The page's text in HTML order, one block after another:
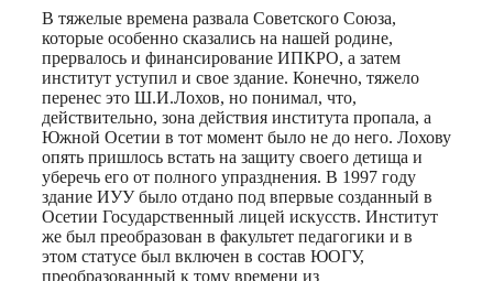
В тяжелые времена развала Советского Союза,
которые особенно сказались на нашей родине,
прервалось и финансирование ИПКРО, а затем
институт уступил и свое здание. Конечно, тяжело
перенес это Ш.И.Лохов, но понимал, что,
действительно, зона действия института пропала, а
Южной Осетии в тот момент было не до него. Лохову
опять пришлось встать на защиту своего детища и
уберечь его от полного упразднения. В 1997 году
здание ИУУ было отдано под впервые созданный в
Осетии Государственный лицей искусств. Институт
же был преобразован в факультет педагогики и в
этом статусе был включен в состав ЮОГУ,
преобразованный к тому времени из